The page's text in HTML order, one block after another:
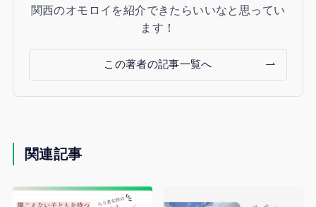
関西のオモロイを紹介できたらいいなと思ってい
ます！
この著者の記事一覧へ
関連記事